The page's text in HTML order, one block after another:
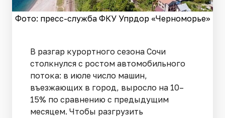
Фото: пресс-служба ФКУ Упрдор «Черноморье»
В разгар курортного сезона Сочи
столкнулся с ростом автомобильного
потока: в июле число машин,
въезжающих в город, выросло на 10–
15% по сравнению с предыдущим
месяцем. Чтобы разгрузить